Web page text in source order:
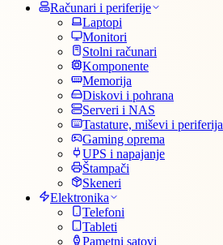
Računari i periferije
Laptopi
Monitori
Stolni računari
Komponente
Memorija
Diskovi i pohrana
Serveri i NAS
Tastature, miševi i periferija
Gaming oprema
UPS i napajanje
Štampači
Skeneri
Elektronika
Telefoni
Tableti
Pametni satovi